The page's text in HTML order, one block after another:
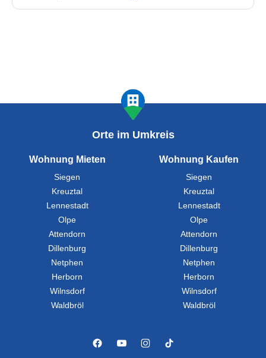
Orte im Umkreis
Wohnung Mieten
Siegen
Kreuztal
Lennestadt
Olpe
Attendorn
Dillenburg
Netphen
Herborn
Wilnsdorf
Waldbröl
Wohnung Kaufen
Siegen
Kreuztal
Lennestadt
Olpe
Attendorn
Dillenburg
Netphen
Herborn
Wilnsdorf
Waldbröl